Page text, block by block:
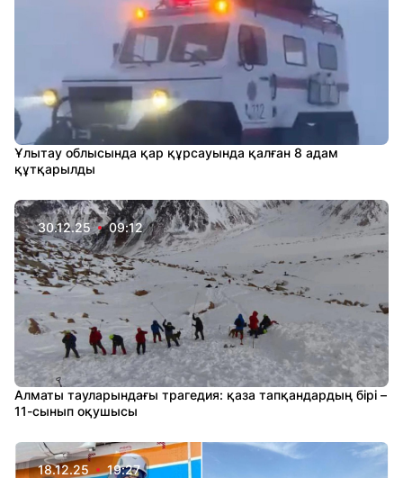
Ұлытау облысында қар құрсауында қалған 8 адам
құтқарылды
30.12.25 09:12
Алматы тауларындағы трагедия: қаза тапқандардың бірі –
11-сынып оқушысы
18.12.25 19:27